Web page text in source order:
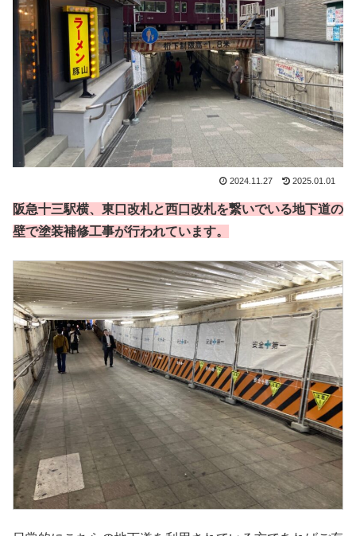
2024.11.27 2025.01.01
阪急十三駅横、東口改札と西口改札を繋いでいる地下道の
壁で塗装補修工事が行われています。